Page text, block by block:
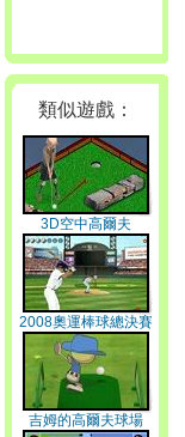
類似遊戲：
3D空中高爾夫
2008奧運棒球總決賽
吉姆的高爾夫球場